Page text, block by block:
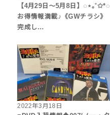
【4月29日～5月8日】◌⋆｡˚✩*◌
お得情報満載♪《GWチラシ》
完成し…
2022年3月18日